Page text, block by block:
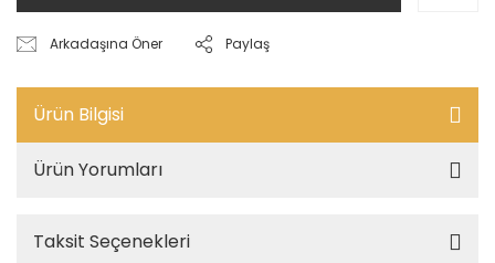
Arkadaşına Öner Paylaş
Ürün Bilgisi
Ürün Yorumları
Taksit Seçenekleri